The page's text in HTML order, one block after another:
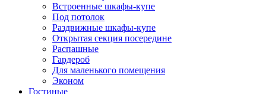
Встроенные шкафы-купе
Под потолок
Раздвижные шкафы-купе
Открытая секция посередине
Распашные
Гардероб
Для маленького помещения
Эконом
Гостиные